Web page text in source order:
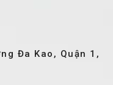
Đa Kao, Quận 1,